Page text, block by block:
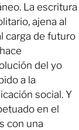
La escritura
ajena al
carga de futuro
del yo
a la
social. Y
en el
con una